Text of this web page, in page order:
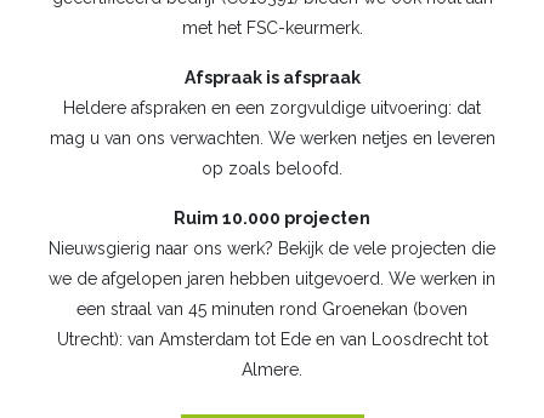
met het FSC-keurmerk.
Afspraak is afspraak
Heldere afspraken en een zorgvuldige uitvoering: dat
mag u van ons verwachten. We werken netjes en leveren
op zoals beloofd.
Ruim 10.000 projecten
Nieuwsgierig naar ons werk? Bekijk de vele projecten die
we de afgelopen jaren hebben uitgevoerd. We werken in
een straal van 45 minuten rond Groenekan (boven
Utrecht): van Amsterdam tot Ede en van Loosdrecht tot
Almere.